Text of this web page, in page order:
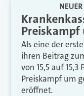
Preiskampf
Als eine der
ihren Beitrag
von 15,5 auf
Preiskampf um
eröffnet.